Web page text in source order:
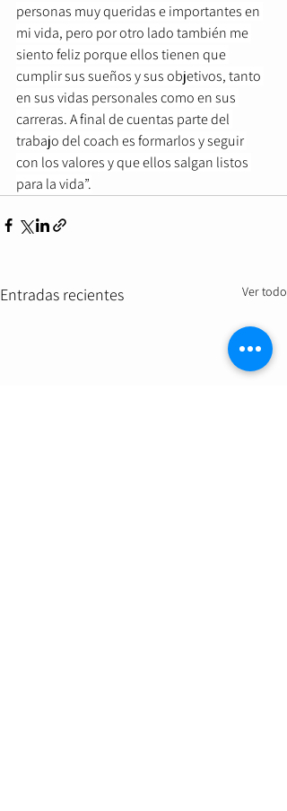
personas muy queridas e importantes en
mi vida, pero por otro lado también me
siento feliz porque ellos tienen que
cumplir sus sueños y sus objetivos, tanto
en sus vidas personales como en sus
carreras. A final de cuentas parte del
trabajo del coach es formarlos y seguir
con los valores y que ellos salgan listos
para la vida”.
Entradas recientes Ver todo